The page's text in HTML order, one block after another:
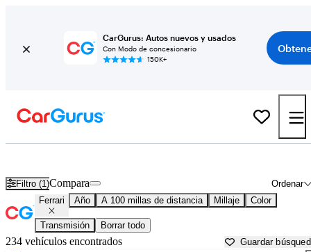
CarGurus: Autos nuevos y usados
Con Modo de concesionario
150K+
Filtro (1) Ordenar
Compara
Ferrari Año A 100 millas de distancia Millaje Color
Transmisión Borrar todo
234 vehículos encontrados Guardar